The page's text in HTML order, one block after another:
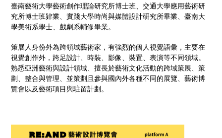
臺南藝術大學藝術創作理論研究所博士班、交通大學應用藝術研
究所博士班肄業、實踐大學時尚與媒體設計研究所畢業、臺南大
學美術系學士、戲劇系輔修畢業。
策展人身份外為跨領域藝術家，有強烈的個人視覺語彙，主要在
視覺創作外，跨足設計、時裝、影像、裝置、表演等不同領域。
熟悉亞洲藝術與設計領域、擅長於藝術文化活動的跨域策展、策
劃、整合與管理、並策劃且參與國內外各種不同的展覽、藝術博
覽會以及藝術項目與駐留計劃。